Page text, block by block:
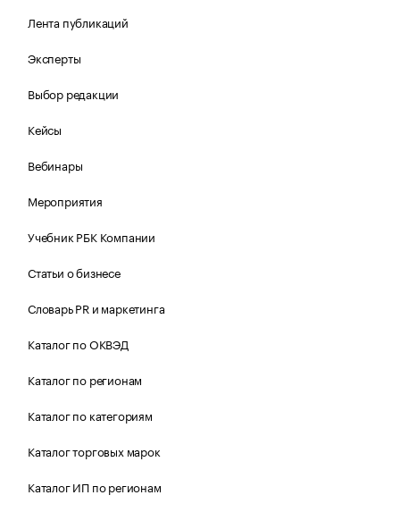
Лента публикаций
Эксперты
Выбор редакции
Кейсы
Вебинары
Мероприятия
Учебник РБК Компании
Статьи о бизнесе
Словарь PR и маркетинга
Каталог по ОКВЭД
Каталог по регионам
Каталог по категориям
Каталог торговых марок
Каталог ИП по регионам